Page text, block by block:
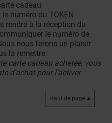
cadeau
numéro du TOKEN.
rendre à la réception du
le numéro de
nous ferons un plaisir
la remettre.
carte cadeau achetée, vous
d'achat pour l'activer.
Haut de page